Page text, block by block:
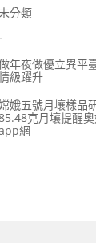
未分類
年夜做優立異平
級躍升
娥五號月壤樣
克月壤提醒
網